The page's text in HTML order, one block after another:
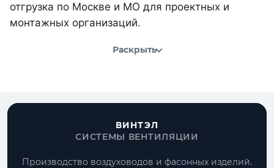
отгрузка по Москве и МО для проектных и
монтажных организаций.
Раскрыть
ВИНТЭЛ
СИСТЕМЫ ВЕНТИЛЯЦИИ
Производство воздуховодов и фасонных изделий.